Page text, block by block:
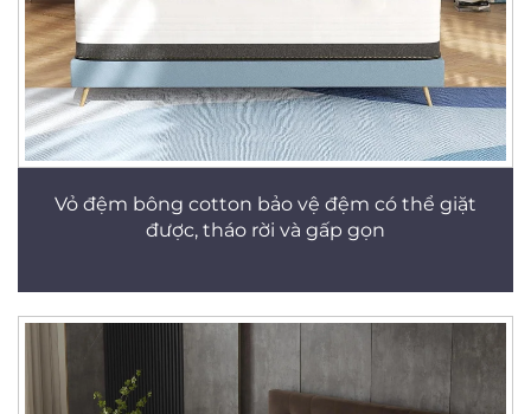
Vỏ đệm bông cotton bảo vệ đệm có thể giặt
được, tháo rời và gấp gọn